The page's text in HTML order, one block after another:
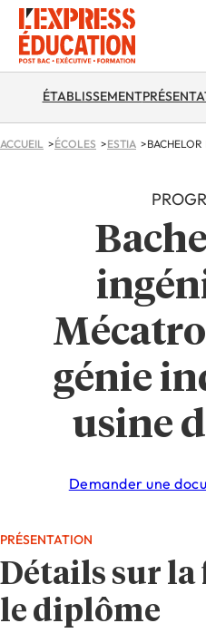
ÉTABLISSEMENT
ACCUEIL ÉCOLES ESTIA
génie
usine
Demander une
PRÉSENTATION
Détails sur
le diplôme